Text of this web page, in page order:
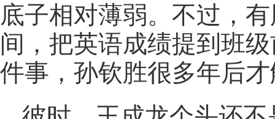
底子相对薄弱。不过，
间，把英语成绩提到班
件事，孙钦胜很多年后